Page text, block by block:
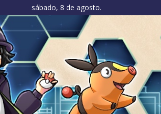
sábado, 8 de agosto.